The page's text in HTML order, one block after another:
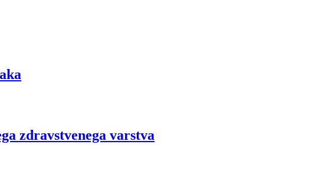
zdravstvenega varstva